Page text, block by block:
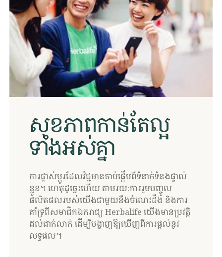
សុខភាពកាន់តែល្អ
ទាំងអស់គ្នា
​ការផ្លាស់ប្តូរដែលវិជ្ជមានចាប់ផ្តើមពីទំនាក់ទំនងផ្ទាល់
ខ្លួន។ ហេតុដូច្នេះហើយ តាមរយៈការរួមបញ្ចូល
ផលិតផលរបស់យើងជាមួយនឹងចំណេះដឹង និងការ
គាំទ្រពីសមាជិកឯករាជ្យ Herbalife យើងមានប្រវត្តិ
ដល់ជាក់លាក់ ដើម្បីបង្ហាញឱ្យឃើញពីការផ្តល់នូវ
លទ្ធផល។